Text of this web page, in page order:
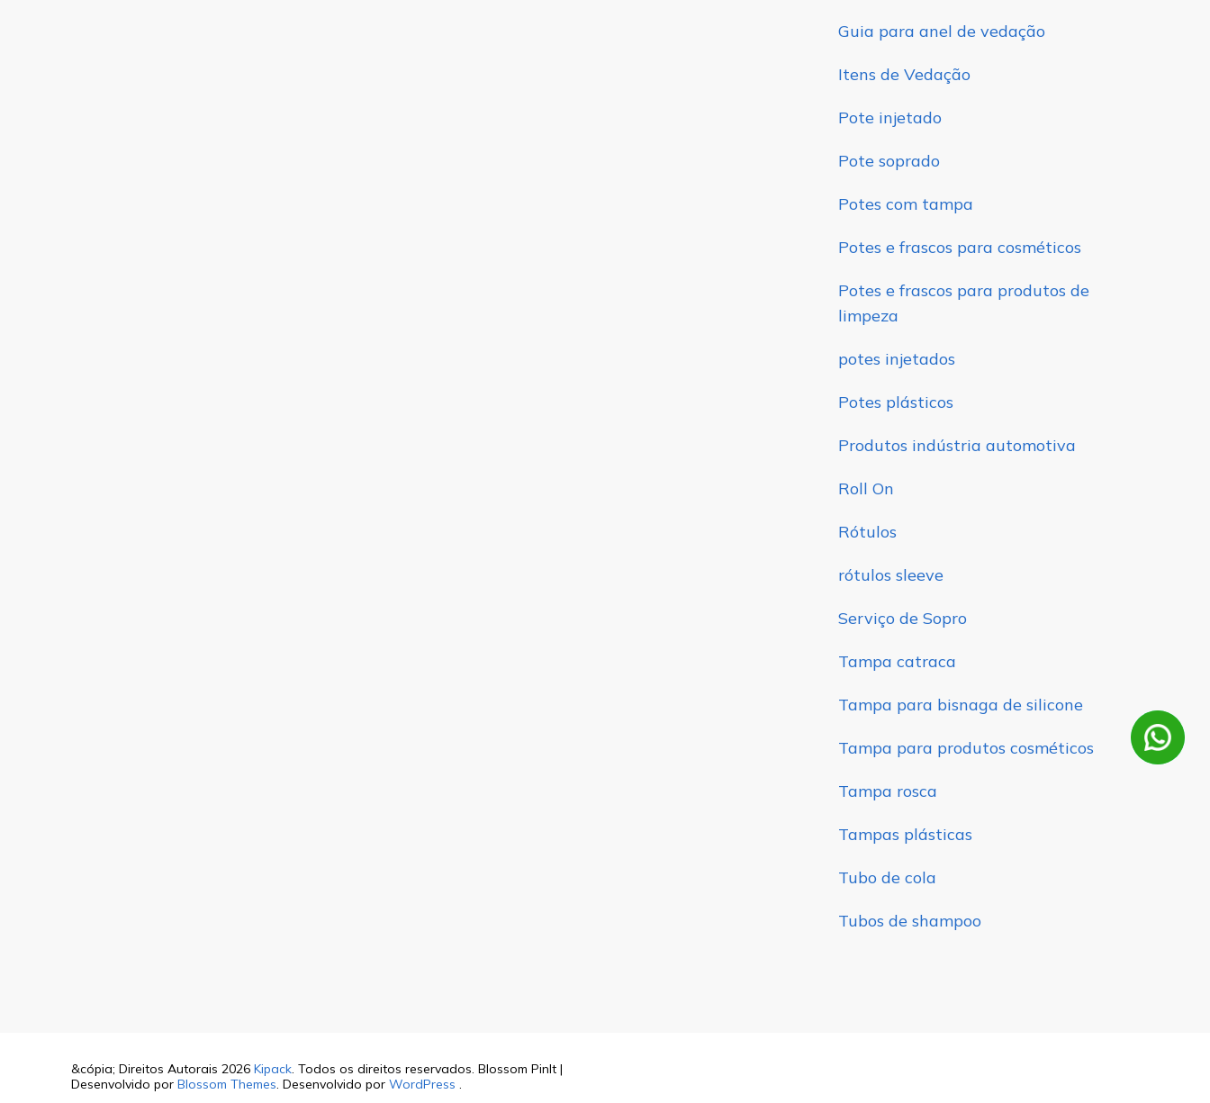
Guia para anel de vedação
Itens de Vedação
Pote injetado
Pote soprado
Potes com tampa
Potes e frascos para cosméticos
Potes e frascos para produtos de
limpeza
potes injetados
Potes plásticos
Produtos indústria automotiva
Roll On
Rótulos
rótulos sleeve
Serviço de Sopro
Tampa catraca
Tampa para bisnaga de silicone
Tampa para produtos cosméticos
Tampa rosca
Tampas plásticas
Tubo de cola
Tubos de shampoo
&cópia; Direitos Autorais 2026 Kipack. Todos os direitos reservados. Blossom PinIt |
Desenvolvido por Blossom Themes. Desenvolvido por WordPress .